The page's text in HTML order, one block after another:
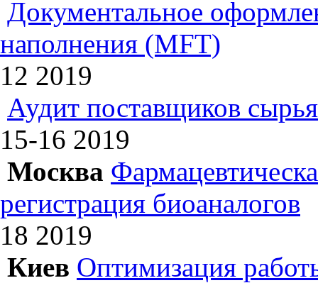
Документальное
наполнения (MFT)
12 2019
Аудит поставщиков
15-16 2019
Москва
регистрация биоаналогов
18 2019
Киев Оптимизация